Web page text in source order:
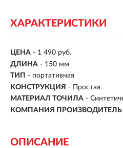
ХАРАКТЕРИСТИКИ
ЦЕНА - 1 490 руб.
ДЛИНА - 150 мм
ТИП - портативная
КОНСТРУКЦИЯ - Простая
МАТЕРИАЛ ТОЧИЛА -
КОМПАНИЯ ПРОИЗВОДИТЕЛЬ
ОПИСАНИЕ